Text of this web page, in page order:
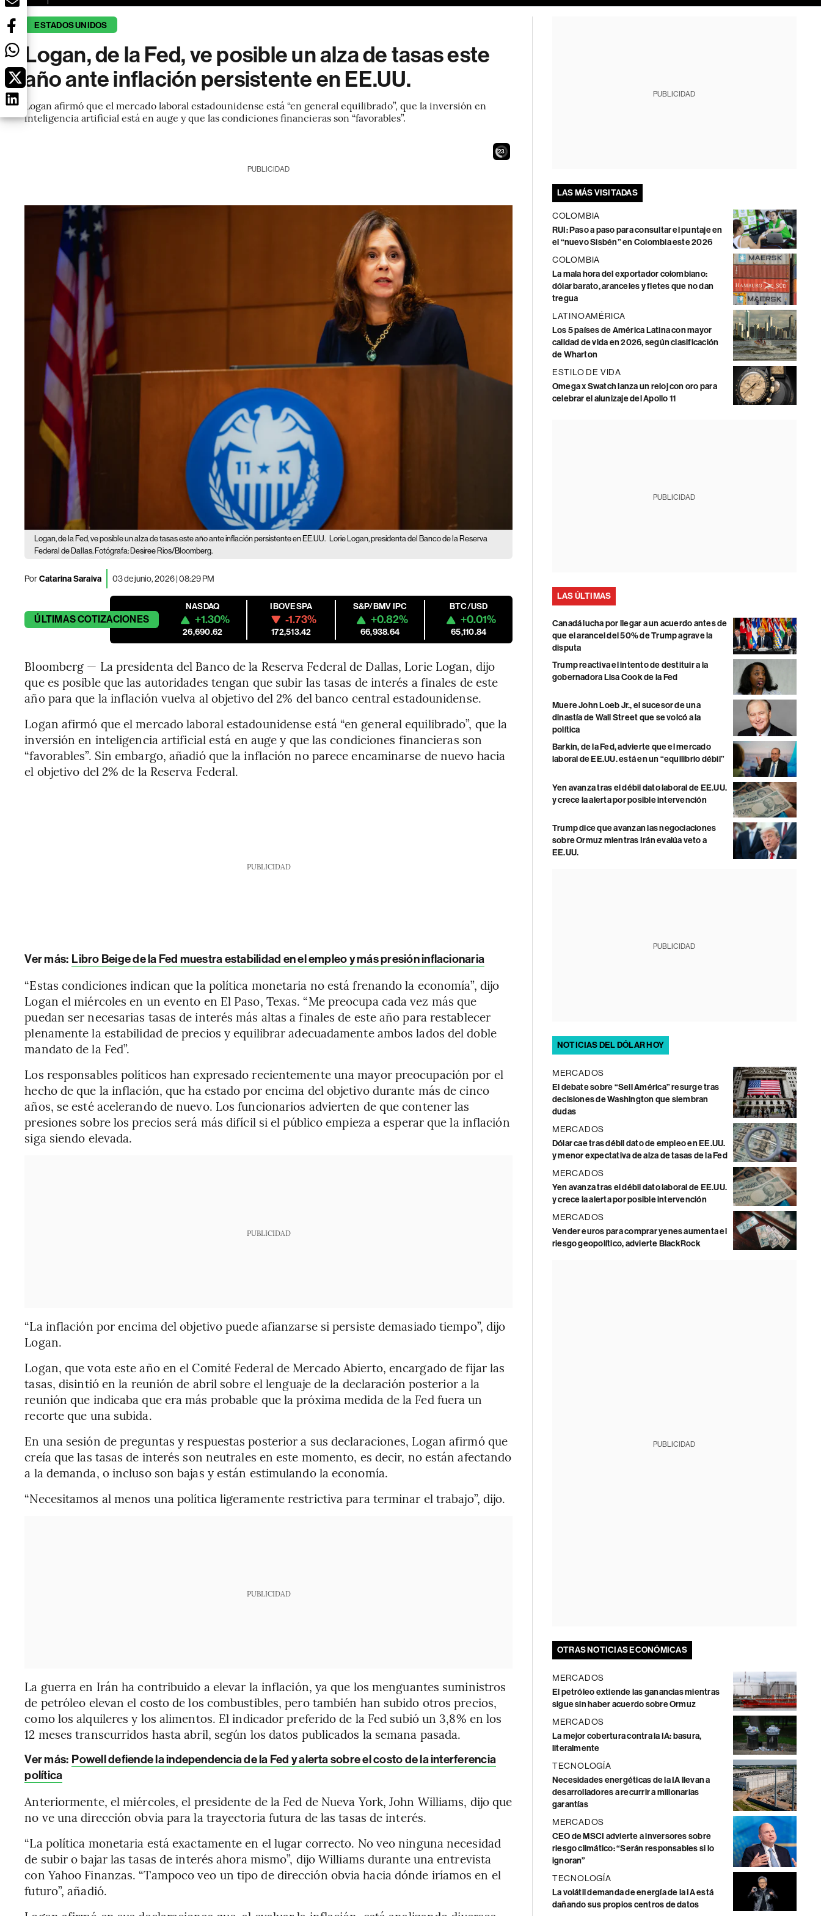
ESTADOS UNIDOS
Logan, de la Fed, ve posible un alza de tasas este
año ante inflación persistente en EE.UU.
Logan afirmó que el mercado laboral estadounidense está “en general equilibrado”, que la inversión en
inteligencia artificial está en auge y que las condiciones financieras son “favorables”.
21
PUBLICIDAD
Logan, de la Fed, ve posible un alza de tasas este año ante inflación persistente en EE.UU. Lorie Logan, presidenta del Banco de la Reserva
Federal de Dallas. Fotógrafa: Desiree Rios/Bloomberg.
PorCatarina Saraiva 03 de junio, 2026 | 08:29 PM
ÚLTIMASCOTIZACIONES
NASDAQ
+1.30%
26,690.62
IBOVESPA
-1.73%
172,513.42
S&P/BMV IPC
+0.82%
66,938.64
BTC/USD
+0.01%
65,110.84
Bloomberg — La presidenta del Banco de la Reserva Federal de Dallas, Lorie Logan, dijo
que es posible que las autoridades tengan que subir las tasas de interés a finales de este
año para que la inflación vuelva al objetivo del 2% del banco central estadounidense.
Logan afirmó que el mercado laboral estadounidense está “en general equilibrado”, que la
inversión en inteligencia artificial está en auge y que las condiciones financieras son
“favorables”. Sin embargo, añadió que la inflación no parece encaminarse de nuevo hacia
el objetivo del 2% de la Reserva Federal.
PUBLICIDAD
Ver más: Libro Beige de la Fed muestra estabilidad en el empleo y más presión inflacionaria
“Estas condiciones indican que la política monetaria no está frenando la economía”, dijo
Logan el miércoles en un evento en El Paso, Texas. “Me preocupa cada vez más que
puedan ser necesarias tasas de interés más altas a finales de este año para restablecer
plenamente la estabilidad de precios y equilibrar adecuadamente ambos lados del doble
mandato de la Fed”.
Los responsables políticos han expresado recientemente una mayor preocupación por el
hecho de que la inflación, que ha estado por encima del objetivo durante más de cinco
años, se esté acelerando de nuevo. Los funcionarios advierten de que contener las
presiones sobre los precios será más difícil si el público empieza a esperar que la inflación
siga siendo elevada.
PUBLICIDAD
“La inflación por encima del objetivo puede afianzarse si persiste demasiado tiempo”, dijo
Logan.
Logan, que vota este año en el Comité Federal de Mercado Abierto, encargado de fijar las
tasas, disintió en la reunión de abril sobre el lenguaje de la declaración posterior a la
reunión que indicaba que era más probable que la próxima medida de la Fed fuera un
recorte que una subida.
En una sesión de preguntas y respuestas posterior a sus declaraciones, Logan afirmó que
creía que las tasas de interés son neutrales en este momento, es decir, no están afectando
a la demanda, o incluso son bajas y están estimulando la economía.
“Necesitamos al menos una política ligeramente restrictiva para terminar el trabajo”, dijo.
PUBLICIDAD
La guerra en Irán ha contribuido a elevar la inflación, ya que los menguantes suministros
de petróleo elevan el costo de los combustibles, pero también han subido otros precios,
como los alquileres y los alimentos. El indicador preferido de la Fed subió un 3,8% en los
12 meses transcurridos hasta abril, según los datos publicados la semana pasada.
Ver más: Powell defiende la independencia de la Fed y alerta sobre el costo de la interferencia
política
Anteriormente, el miércoles, el presidente de la Fed de Nueva York, John Williams, dijo que
no ve una dirección obvia para la trayectoria futura de las tasas de interés.
“La política monetaria está exactamente en el lugar correcto. No veo ninguna necesidad
de subir o bajar las tasas de interés ahora mismo”, dijo Williams durante una entrevista
con Yahoo Finanzas. “Tampoco veo un tipo de dirección obvia hacia dónde iríamos en el
futuro”, añadió.
PUBLICIDAD
LAS MÁS VISITADAS
COLOMBIA
RUI: Paso a paso para consultar el puntaje en
el “nuevo Sisbén” en Colombia este 2026
COLOMBIA
La mala hora del exportador colombiano:
dólar barato, aranceles y fletes que no dan
tregua
LATINOAMÉRICA
Los 5 países de América Latina con mayor
calidad de vida en 2026, según clasificación
de Wharton
ESTILO DE VIDA
Omega x Swatch lanza un reloj con oro para
celebrar el alunizaje del Apollo 11
PUBLICIDAD
LAS ÚLTIMAS
Canadá lucha por llegar a un acuerdo antes de
que el arancel del 50% de Trump agrave la
disputa
Trump reactiva el intento de destituir a la
gobernadora Lisa Cook de la Fed
Muere John Loeb Jr., el sucesor de una
dinastía de Wall Street que se volcó a la
política
Barkin, de la Fed, advierte que el mercado
laboral de EE.UU. está en un “equilibrio débil”
Yen avanza tras el débil dato laboral de EE.UU.
y crece la alerta por posible intervención
Trump dice que avanzan las negociaciones
sobre Ormuz mientras Irán evalúa veto a
EE.UU.
PUBLICIDAD
NOTICIAS DEL DÓLAR HOY
MERCADOS
El debate sobre “Sell América” resurge tras
decisiones de Washington que siembran
dudas
MERCADOS
Dólar cae tras débil dato de empleo en EE.UU.
y menor expectativa de alza de tasas de la Fed
MERCADOS
Yen avanza tras el débil dato laboral de EE.UU.
y crece la alerta por posible intervención
MERCADOS
Vender euros para comprar yenes aumenta el
riesgo geopolítico, advierte BlackRock
PUBLICIDAD
OTRAS NOTICIAS ECONÓMICAS
MERCADOS
El petróleo extiende las ganancias mientras
sigue sin haber acuerdo sobre Ormuz
MERCADOS
La mejor cobertura contra la IA: basura,
literalmente
TECNOLOGÍA
Necesidades energéticas de la IA llevan a
desarrolladores a recurrir a millonarias
garantías
MERCADOS
CEO de MSCI advierte a inversores sobre
riesgo climático: “Serán responsables si lo
ignoran”
TECNOLOGÍA
La volátil demanda de energía de la IA está
dañando sus propios centros de datos